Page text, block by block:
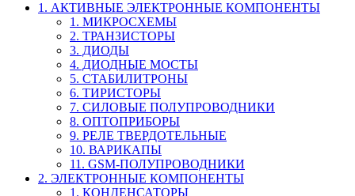
1. АКТИВНЫЕ ЭЛЕКТРОННЫЕ КОМПОНЕНТЫ
1. МИКРОСХЕМЫ
2. ТРАНЗИСТОРЫ
3. ДИОДЫ
4. ДИОДНЫЕ МОСТЫ
5. СТАБИЛИТРОНЫ
6. ТИРИСТОРЫ
7. СИЛОВЫЕ ПОЛУПРОВОДНИКИ
8. ОПТОПРИБОРЫ
9. РЕЛЕ ТВЕРДОТЕЛЬНЫЕ
10. ВАРИКАПЫ
11. GSM-ПОЛУПРОВОДНИКИ
2. ЭЛЕКТРОННЫЕ КОМПОНЕНТЫ
1. КОНДЕНСАТОРЫ